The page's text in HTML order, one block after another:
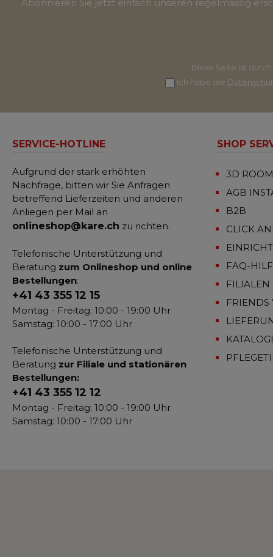
Abonnieren Sie jetzt einfach unseren regelmässig
Diese Seite ist
Ich habe die
SERVICE-HOTLINE
Aufgrund der stark erhöhten
Nachfrage, bitten wir Sie Anfragen
betreffend Lieferzeiten und anderen
Anliegen per Mail an
onlineshop@kare.ch zu richten.
Telefonische Unterstützung und
Beratung zum Onlineshop und online
Bestellungen:
+41 43 355 12 15
Montag - Freitag: 10:00 - 19:00 Uhr
Samstag: 10:00 - 17:00 Uhr
Telefonische Unterstützung und
Beratung zur Filiale und stationären
Bestellungen:
+41 43 355 12 12
Montag - Freitag: 10:00 - 19:00 Uhr
Samstag: 10:00 - 17:00 Uhr
SHOP
3D
AGB
B2B
CLICK
FAQ-
FILIALEN
FRIENDS